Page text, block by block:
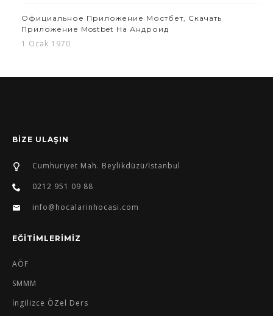
Официальное Приложение Мостбет, Скачать
Приложение Mostbet На Андроид
1 Ocak 1970
BİZE ULAŞIN
Cumhuriyet Mah. Beylikdüzü/İstanbul
0212 951 09 88
info@hocalarinhocasi.com
EĞİTİMLERİMİZ
AÖF
SMMM
İngilizce ÖZel Ders